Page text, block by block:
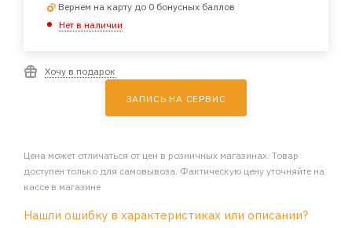
Вернем на карту до 0 бонусных баллов
Нет в наличии
Хочу в подарок
ЗАПИСЬ НА СЕРВИС
Цена может отличаться от цен в розничных магазинах. Товар
доступен только для самовывоза. Фактическую цену уточняйте на
кассе в магазине
Нашли ошибку в характеристиках или описании?